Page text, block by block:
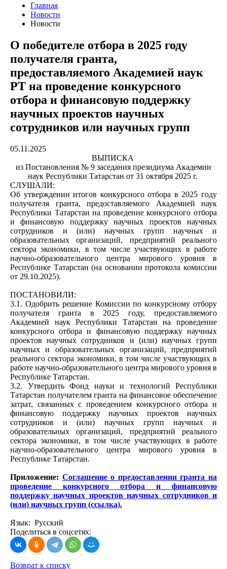
Главная
Новости
Новости
О победителе отбора в 2025 году
получателя гранта,
предоставляемого Академией наук
РТ на проведение конкурсного
отбора и финансовую поддержку
научных проектов научных
сотрудников или научных групп
05.11.2025
ВЫПИСКА
из Постановления № 9 заседания президиума Академии
наук Республики Татарстан от 31 октября 2025 г.
СЛУШАЛИ:
Об утверждении итогов конкурсного отбора в 2025 году
получателя гранта, предоставляемого Академией наук
Республики Татарстан на проведение конкурсного отбора
и финансовую поддержку научных проектов научных
сотрудников и (или) научных групп научных и
образовательных организаций, предприятий реального
сектора экономики, в том числе участвующих в работе
научно-образовательного центра мирового уровня в
Республике Татарстан (на основании протокола комиссии
от 29.10.2025).
ПОСТАНОВИЛИ:
3.1. Одобрить решение Комиссии по конкурсному отбору
получателя гранта в 2025 году, предоставляемого
Академией наук Республики Татарстан на проведение
конкурсного отбора и финансовую поддержку научных
проектов научных сотрудников и (или) научных групп
научных и образовательных организаций, предприятий
реального сектора экономики, в том числе участвующих в
работе научно-образовательного центра мирового уровня в
Республике Татарстан.
3.2. Утвердить Фонд науки и технологий Республики
Татарстан получателем гранта на финансовое обеспечение
затрат, связанных с проведением конкурсного отбора и
финансовую поддержку научных проектов научных
сотрудников и (или) научных групп научных и
образовательных организаций, предприятий реального
сектора экономики, в том числе участвующих в работе
научно-образовательного центра мирового уровня в
Республике Татарстан.
Приложение: Соглашение о предоставлении гранта на
проведение конкурсного отбора и финансовую
поддержку научных проектов научных сотрудников и
(или) научных групп (ссылка).
Язык: Русский
Поделиться в соцсетях:
Возврат к списку